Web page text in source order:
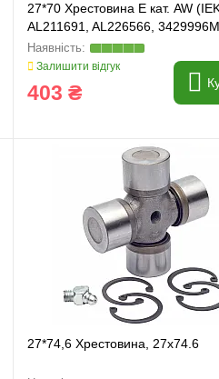
27*70 Хрестовина E кат. AW
AL211691, AL226566,
3903701M1
Залишити відгук
403 ₴
27*74,6 Хрестовина, 27x74.6